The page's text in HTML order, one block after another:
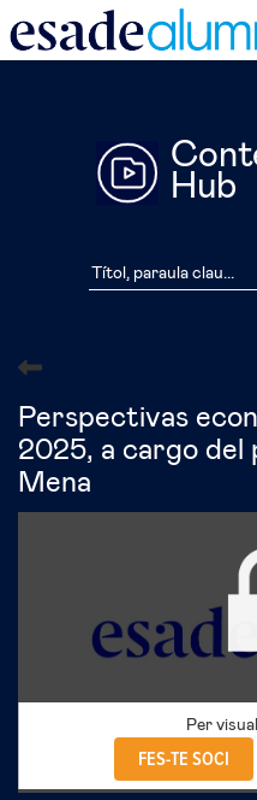
Hub
Perspectivas
2025, a cargo del
Mena
Per
FES-TE SOCI